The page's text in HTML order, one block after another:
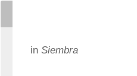
in Siembra